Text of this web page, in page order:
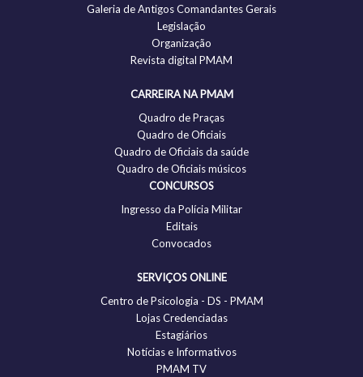
Galeria de Antigos Comandantes Gerais
Legislação
Organização
Revista digital PMAM
CARREIRA NA PMAM
Quadro de Praças
Quadro de Oficiais
Quadro de Oficiais da saúde
Quadro de Oficiais músicos
CONCURSOS
Ingresso da Polícia Militar
Editais
Convocados
SERVIÇOS ONLINE
Centro de Psicologia - DS - PMAM
Lojas Credenciadas
Estagiários
Notícias e Informativos
PMAM TV